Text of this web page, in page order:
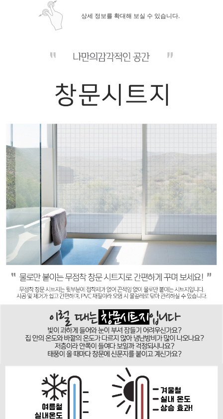
상세 정보를 확대해 보실 수 있습니다.